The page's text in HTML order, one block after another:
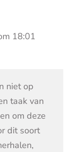
18:01
niet op
taak van
om deze
dit soort